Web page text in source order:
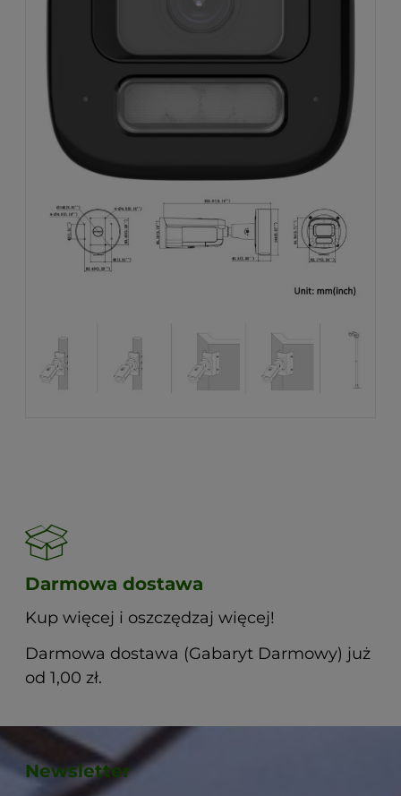
Darmowa dostawa
Kup więcej i oszczędzaj więcej!
Darmowa dostawa (Gabaryt Darmowy) już
od 1,00 zł.
Newsletter